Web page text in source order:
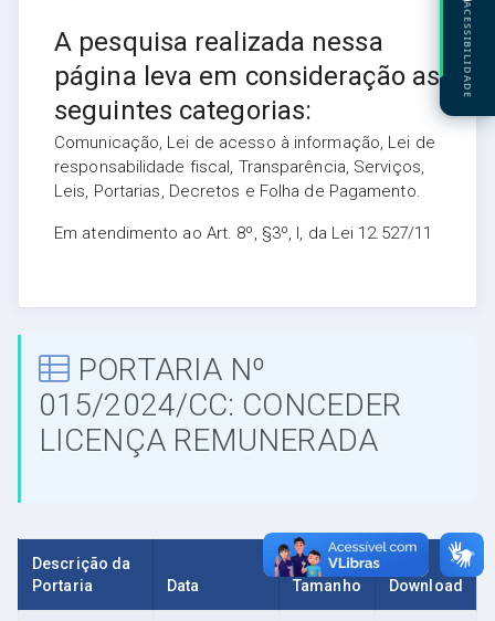
A pesquisa realizada nessa
página leva em consideração as
seguintes categorias:
Comunicação, Lei de acesso à informação, Lei de
responsabilidade fiscal, Transparência, Serviços,
Leis, Portarias, Decretos e Folha de Pagamento.
Em atendimento ao Art. 8º, §3º, I, da Lei 12.527/11
PORTARIA Nº
015/2024/CC: CONCEDER
LICENÇA REMUNERADA
Descrição da
Portaria
Data Tamanho Download
ACESSIBILIDADE